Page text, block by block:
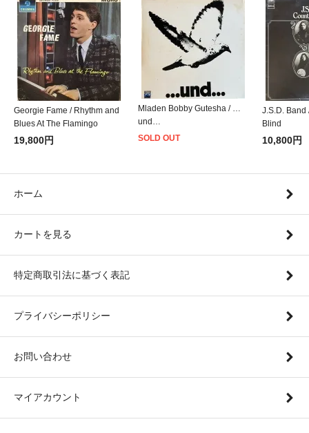
Georgie Fame / Rhythm and
Blues At The Flamingo
19,800円
Mladen Bobby Gutesha / …
und…
SOLD OUT
J.S.D. Band
Blind
10,800円
ホーム
カートを見る
特定商取引法に基づく表記
プライバシーポリシー
お問い合わせ
マイアカウント